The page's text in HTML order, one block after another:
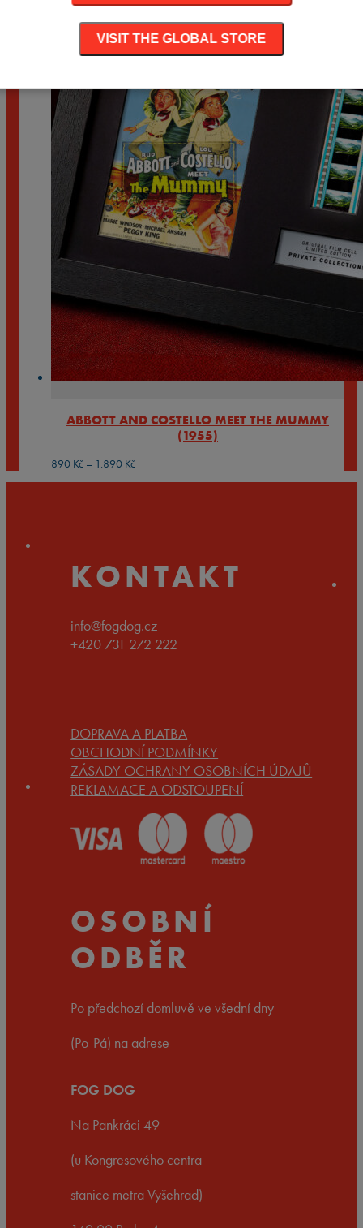
1.890 Kč
ABBOTT AND COSTELLO MEET THE MUMMY
(1955)
890 Kč – 1.890 KčRozpětí
KONTAKT
info@fogdog.cz
+420 731 272 222
DOPRAVA A PLATBA
OBCHODNÍ PODMÍNKY
ZÁSADY OCHRANY OSOBNÍCH ÚDAJŮ
REKLAMACE A ODSTOUPENÍ
OSOBNÍ
ODBĚR
Po předchozí domluvě ve všední dny
(Po-Pá) na adrese
FOG DOG
Na Pankráci 49
(u Kongresového centra
stanice metra Vyšehrad)
VISIT THE GLOBAL STORE